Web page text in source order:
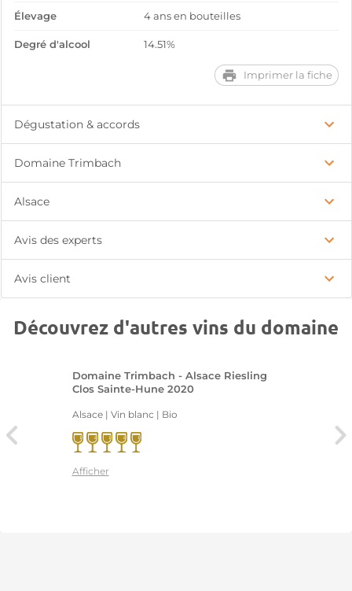
Élevage 4 ans en bouteilles
Degré d'alcool 14.51%
Imprimer la fiche
Dégustation & accords
Domaine Trimbach
Alsace
Avis des experts
Avis client
Découvrez d'autres vins du domaine
Domaine Trimbach - Alsace Riesling
Clos Sainte-Hune 2020
Alsace | Vin blanc | Bio
Afficher